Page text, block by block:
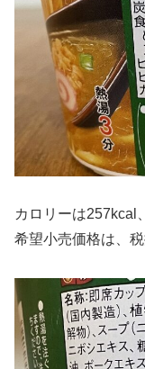
カロリーは257kcal
希望小売価格は、税